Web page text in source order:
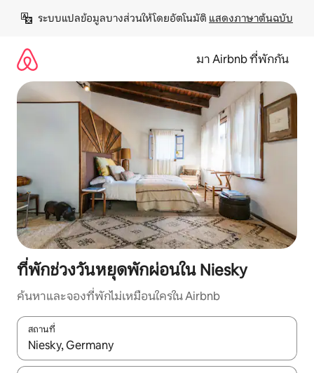
เนื้อหา
ระบบแปลข้อมูลบางส่วนให้โดยอัตโนมัติ แสดงภาษาต้นฉบับ
มา Airbnb ที่พักกัน
ที่พักช่วงวันหยุดพักผ่อนใน Niesky
ค้นหาและจองที่พักไม่เหมือนใครใน Airbnb
สถานที่
ใช้ลูกศรขึ้นลง หรือใช้การสัมผัสหรือปัด เพื่อสำรวจผลการค้นหา